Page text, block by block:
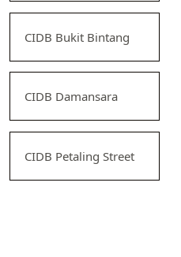
CIDB Bukit Bintang
CIDB Damansara
CIDB Petaling Street